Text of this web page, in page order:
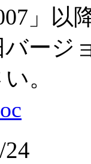
」以
バージ
。